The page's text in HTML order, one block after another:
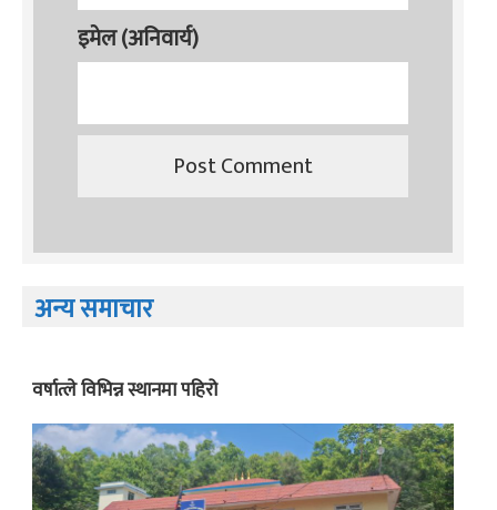
इमेल (अनिवार्य)
अन्य समाचार
वर्षात्ले विभिन्न स्थानमा पहिरो